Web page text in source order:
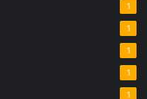
1
1
1
1
1